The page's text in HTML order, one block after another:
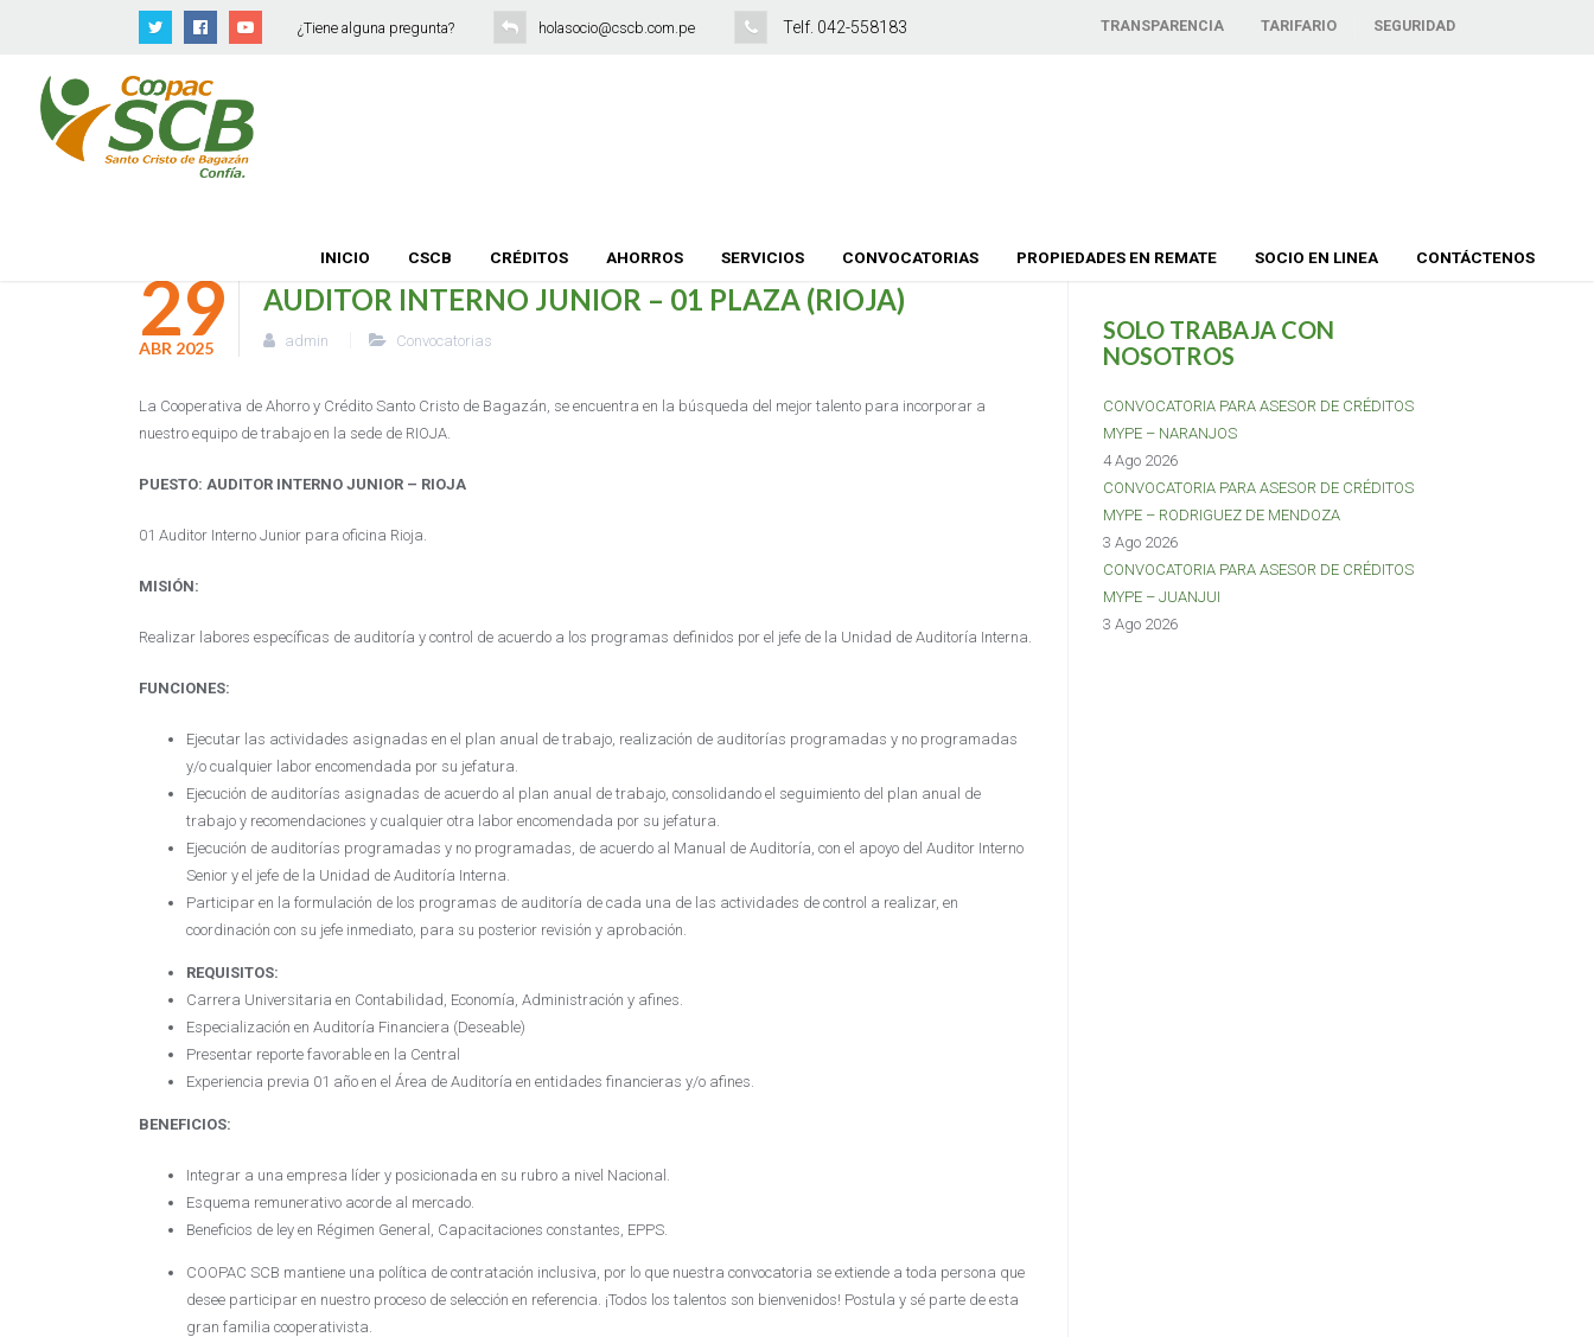
¿Tiene alguna pregunta? holasocio@cscb.com.pe Telf. 042-558183 TRANSPARENCIA TARIFARIO SEGURIDAD
INICIO CSCB CRÉDITOS AHORROS SERVICIOS CONVOCATORIAS PROPIEDADES EN REMATE SOCIO EN LINEA CONTÁCTENOS
29
ABR 2025
AUDITOR INTERNO JUNIOR – 01 PLAZA (RIOJA)
admin Convocatorias
La Cooperativa de Ahorro y Crédito Santo Cristo de Bagazán, se encuentra en la búsqueda del mejor talento para incorporar a
nuestro equipo de trabajo en la sede de RIOJA.
PUESTO: AUDITOR INTERNO JUNIOR – RIOJA
01 Auditor Interno Junior para oficina Rioja.
MISIÓN:
Realizar labores específicas de auditoría y control de acuerdo a los programas definidos por el jefe de la Unidad de Auditoría Interna.
FUNCIONES:
Ejecutar las actividades asignadas en el plan anual de trabajo, realización de auditorías programadas y no programadas
y/o cualquier labor encomendada por su jefatura.
Ejecución de auditorías asignadas de acuerdo al plan anual de trabajo, consolidando el seguimiento del plan anual de
trabajo y recomendaciones y cualquier otra labor encomendada por su jefatura.
Ejecución de auditorías programadas y no programadas, de acuerdo al Manual de Auditoría, con el apoyo del Auditor Interno
Senior y el jefe de la Unidad de Auditoría Interna.
Participar en la formulación de los programas de auditoría de cada una de las actividades de control a realizar, en
coordinación con su jefe inmediato, para su posterior revisión y aprobación.
REQUISITOS:
Carrera Universitaria en Contabilidad, Economía, Administración y afines.
Especialización en Auditoría Financiera (Deseable)
Presentar reporte favorable en la Central
Experiencia previa 01 año en el Área de Auditoría en entidades financieras y/o afines.
BENEFICIOS:
Integrar a una empresa líder y posicionada en su rubro a nivel Nacional.
Esquema remunerativo acorde al mercado.
Beneficios de ley en Régimen General, Capacitaciones constantes, EPPS.
COOPAC SCB mantiene una política de contratación inclusiva, por lo que nuestra convocatoria se extiende a toda persona que
desee participar en nuestro proceso de selección en referencia. ¡Todos los talentos son bienvenidos! Postula y sé parte de esta
gran familia cooperativista.
SOLO TRABAJA CON
NOSOTROS
CONVOCATORIA PARA ASESOR DE CRÉDITOS
MYPE – NARANJOS
4 Ago 2026
CONVOCATORIA PARA ASESOR DE CRÉDITOS
MYPE – RODRIGUEZ DE MENDOZA
3 Ago 2026
CONVOCATORIA PARA ASESOR DE CRÉDITOS
MYPE – JUANJUI
3 Ago 2026